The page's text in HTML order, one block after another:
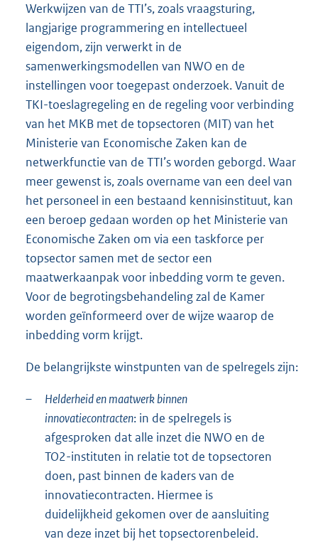
Werkwijzen van de TTI’s, zoals vraagsturing,
langjarige programmering en intellectueel
eigendom, zijn verwerkt in de
samenwerkingsmodellen van NWO en de
instellingen voor toegepast onderzoek. Vanuit de
TKI-toeslagregeling en de regeling voor verbinding
van het MKB met de topsectoren (MIT) van het
Ministerie van Economische Zaken kan de
netwerkfunctie van de TTI’s worden geborgd. Waar
meer gewenst is, zoals overname van een deel van
het personeel in een bestaand kennisinstituut, kan
een beroep gedaan worden op het Ministerie van
Economische Zaken om via een taskforce per
topsector samen met de sector een
maatwerkaanpak voor inbedding vorm te geven.
Voor de begrotingsbehandeling zal de Kamer
worden geïnformeerd over de wijze waarop de
inbedding vorm krijgt.
De belangrijkste winstpunten van de spelregels zijn:
–
Helderheid en maatwerk binnen
innovatiecontracten: in de spelregels is
afgesproken dat alle inzet die NWO en de
TO2-instituten in relatie tot de topsectoren
doen, past binnen de kaders van de
innovatiecontracten. Hiermee is
duidelijkheid gekomen over de aansluiting
van deze inzet bij het topsectorenbeleid.